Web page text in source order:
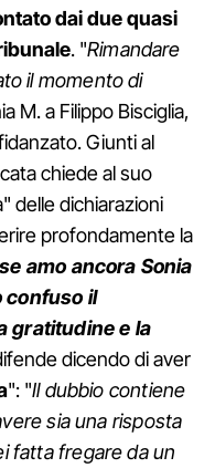
dai due quasi
. "Rimandare
il momento di
M. a Filippo Bisciglia,
Giunti al
chiede al suo
delle dichiarazioni
profondamente la
amo ancora Sonia
confuso il
gratitudine e la
dicendo di aver
": "Il dubbio contiene
sia una risposta
fatta fregare da un